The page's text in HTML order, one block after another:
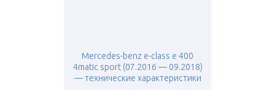
Mercedes-benz e-class e 400
4matic sport (07.2016 — 09.2018)
— технические характеристики